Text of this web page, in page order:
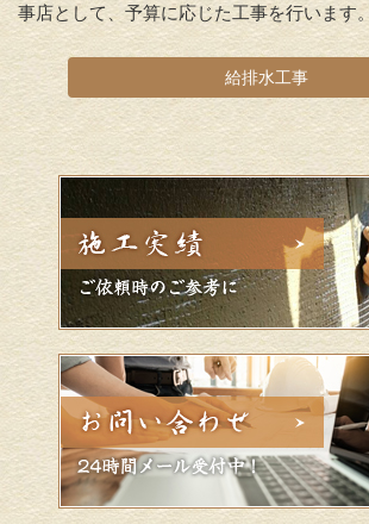
事店として、予算に応じた工事を行います。
給排水工事